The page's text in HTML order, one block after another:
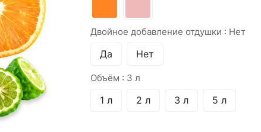
Двойное добавление отдушки : Нет
Да Нет
Объём : 3 л
1 л 2 л 3 л 5 л